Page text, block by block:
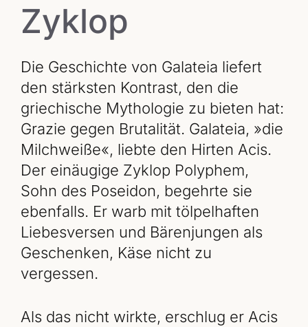
Zyklop
Die Geschichte von Galateia liefert
den stärksten Kontrast, den die
griechische Mythologie zu bieten hat:
Grazie gegen Brutalität. Galateia, »die
Milchweiße«, liebte den Hirten Acis.
Der einäugige Zyklop Polyphem,
Sohn des Poseidon, begehrte sie
ebenfalls. Er warb mit tölpelhaften
Liebesversen und Bärenjungen als
Geschenken, Käse nicht zu
vergessen.
Als das nicht wirkte, erschlug er Acis